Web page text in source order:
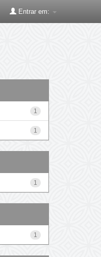
Entrar em:
1
1
1
1